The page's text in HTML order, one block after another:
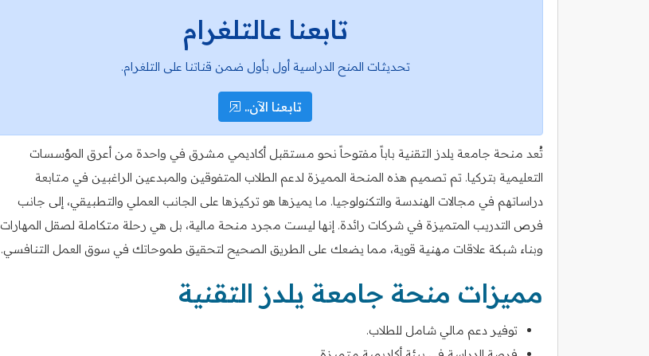
تابعنا عالتلغرام
تحديثات المنح الدراسية أول بأول ضمن قناتنا على التلغرام.
تابعنا الآن..
تُعد منحة جامعة يلدز التقنية باباً مفتوحاً نحو مستقبل أكاديمي مشرق في واحدة من أعرق المؤسسات
التعليمية بتركيا. تم تصميم هذه المنحة المميزة لدعم الطلاب المتفوقين والمبدعين الراغبين في متابعة
دراساتهم في مجالات الهندسة والتكنولوجيا. ما يميزها هو تركيزها على الجانب العملي والتطبيقي، إلى جانب
فرص التدريب المتميزة في شركات رائدة. إنها ليست مجرد منحة مالية، بل هي رحلة متكاملة لصقل المهارات
وبناء شبكة علاقات مهنية قوية، مما يضعك على الطريق الصحيح لتحقيق طموحاتك في سوق العمل التنافسي.
مميزات منحة جامعة يلدز التقنية
توفير دعم مالي شامل للطلاب.